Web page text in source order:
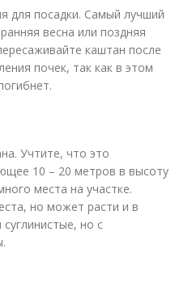
для посадки. Самый лучший
весна или поздняя
каштан после
почек, так как в этом
Учтите, что это
10 – 20 метров в высоту
места на участке.
но может расти и в
но с